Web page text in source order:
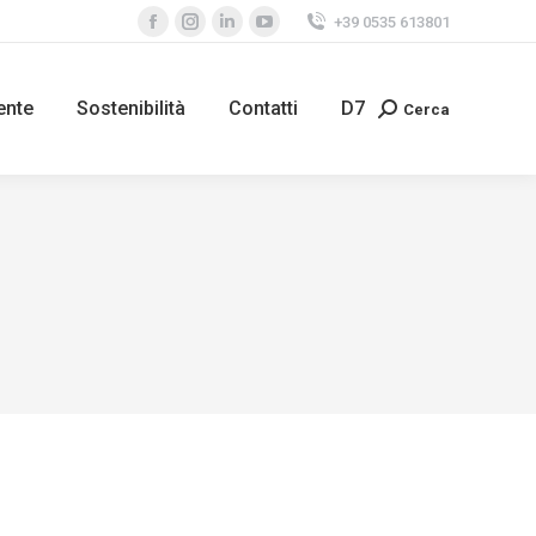
+39 0535 613801
Sostenibilità Contatti D7 Cerca